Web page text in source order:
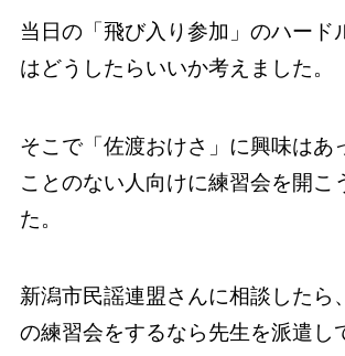
当日の「飛び入り参加」のハード
はどうしたらいいか考えました。
そこで「佐渡おけさ」に興味はあ
ことのない人向けに練習会を開こ
た。
新潟市民謡連盟さんに相談したら
の練習会をするなら先生を派遣し